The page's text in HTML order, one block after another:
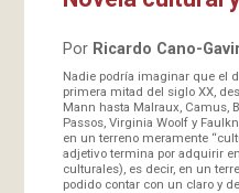
Por Ricardo Cano-
Nadie podría imaginar que el
primera mitad del siglo XX,
Mann hasta Malraux, Camus,
Passos, Virginia Woolf y
en un terreno meramente
adjetivo termina por adquirir
culturales), es decir, en un
podido contar con un claro y